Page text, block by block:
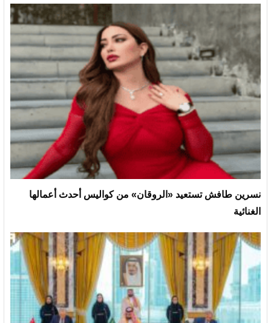
نسرين طافش تستعيد «الروقان» من كواليس أحدث أعمالها
الغنائية